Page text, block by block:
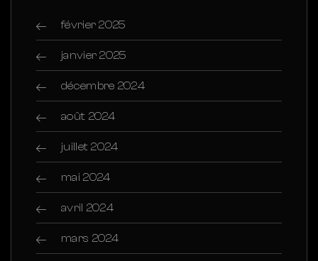
février 2025
janvier 2025
décembre 2024
août 2024
juillet 2024
mai 2024
avril 2024
mars 2024